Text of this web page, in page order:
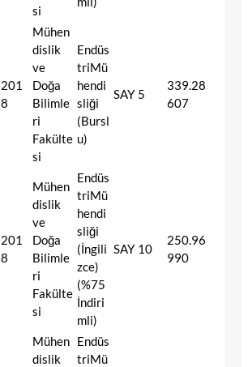
si
201
8
Mühen
dislik
ve
Doğa
Bilimle
ri
Fakülte
si
Endüs
triMü
hendi
sliği
(Bursl
u)
SAY 5
339.28
607
201
8
Mühen
dislik
ve
Doğa
Bilimle
ri
Fakülte
si
Endüs
triMü
hendi
sliği
(İngili
zce)
(%75
İndiri
mli)
SAY 10
250.96
990
Mühen
dislik
Endüs
triMü